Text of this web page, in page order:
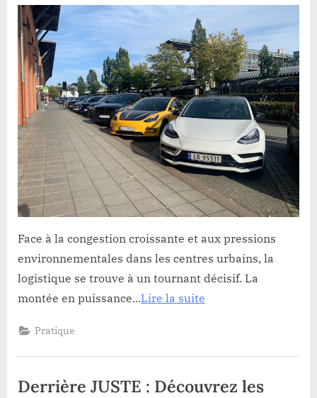
place
véhicules
électriques
dans
la
logistique
urbaine
Face à la congestion croissante et aux pressions
environnementales dans les centres urbains, la
logistique se trouve à un tournant décisif. La
montée en puissance...Lire la suite
Pratique
Derrière JUSTE : Découvrez les